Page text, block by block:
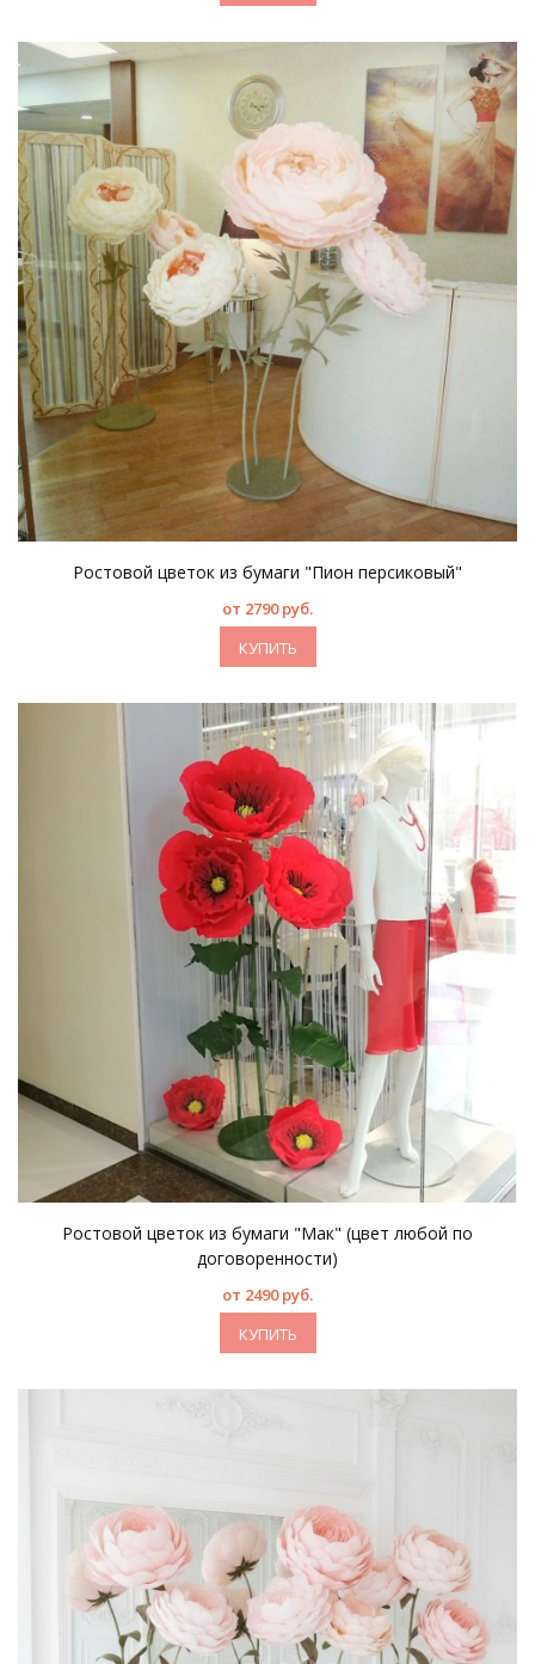
Ростовой цветок из бумаги "Пион персиковый"
от 2790 руб.
КУПИТЬ
Ростовой цветок из бумаги "Мак" (цвет любой по
договоренности)
от 2490 руб.
КУПИТЬ